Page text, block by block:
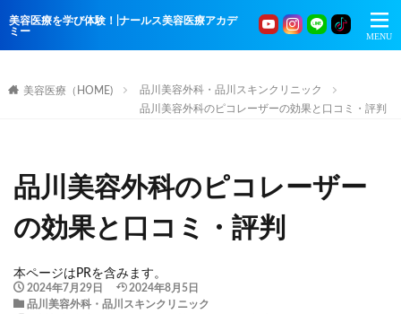
美容医療を学び体験！|ナールス美容医療アカデ
ミー
美容医療（HOME)
品川美容外科・品川スキンクリニック
品川美容外科のピコレーザーの効果と口コミ・評判
品川美容外科のピコレーザー
の効果と口コミ・評判
本ページはPRを含みます。
2024年7月29日
2024年8月5日
品川美容外科・品川スキンクリニック